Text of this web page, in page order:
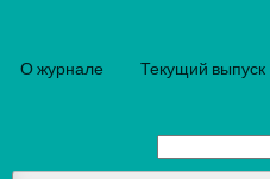
О журнале Текущий выпуск